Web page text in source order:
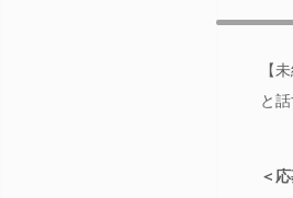
【
と
＜